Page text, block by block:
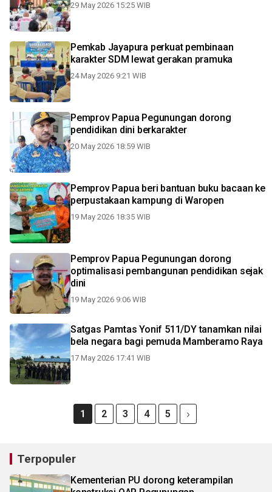
29 May 2026 15:25 WIB
Pemkab Jayapura perkuat pembinaan
karakter SDM lewat gerakan pramuka
24 May 2026 9:21 WIB
Pemprov Papua Pegunungan dorong
pendidikan dini berkarakter
20 May 2026 18:59 WIB
Pemprov Papua beri bantuan buku bacaan ke
perpustakaan kampung di Waropen
19 May 2026 18:35 WIB
Pemprov Papua Pegunungan dorong
optimalisasi pembangunan pendidikan sejak
dini
19 May 2026 9:06 WIB
Satgas Pamtas Yonif 511/DY tanamkan nilai
bela negara bagi pemuda Mamberamo Raya
17 May 2026 17:41 WIB
1 2 3 4 5
Terpopuler
Kementerian PU dorong keterampilan